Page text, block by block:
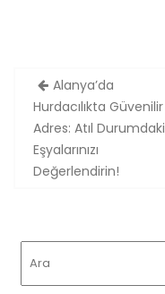
Yazı
gezinmesi
Alanya’da
Hurdacılıkta Güvenilir
Adres: Atıl Durumdaki
Eşyalarınızı
Değerlendirin!